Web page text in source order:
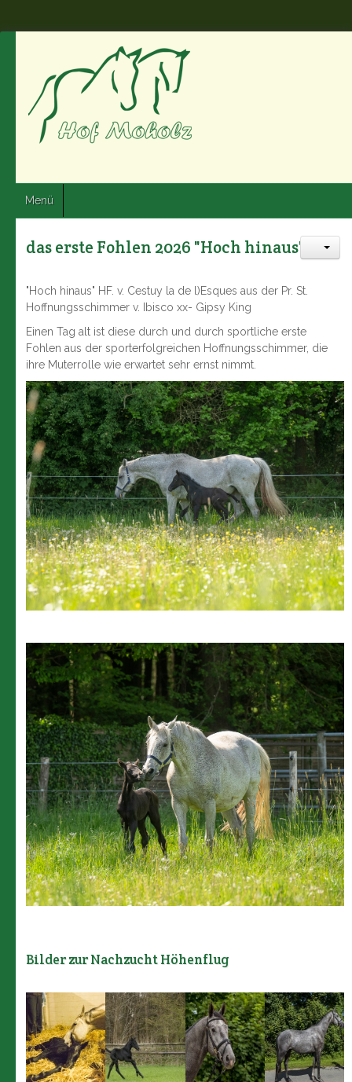
Menü
das erste Fohlen 2026 "Hoch hinaus"
"Hoch hinaus" HF. v. Cestuy la de l)Esques aus der Pr. St.
Hoffnungsschimmer v. Ibisco xx- Gipsy King
Einen Tag alt ist diese durch und durch sportliche erste
Fohlen aus der sporterfolgreichen Hoffnungsschimmer, die
ihre Muterrolle wie erwartet sehr ernst nimmt.
Bilder zur Nachzucht Höhenflug